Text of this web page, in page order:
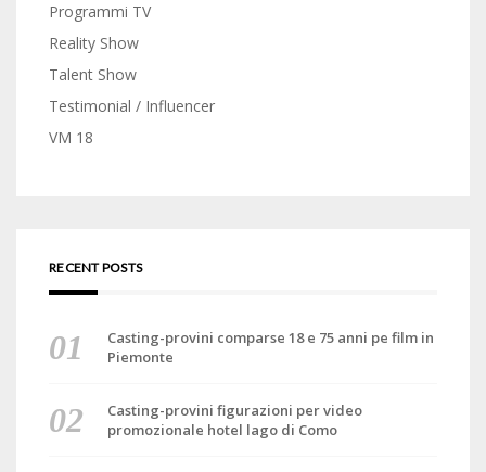
Programmi TV
Reality Show
Talent Show
Testimonial / Influencer
VM 18
RECENT POSTS
Casting-provini comparse 18 e 75 anni pe film in
Piemonte
Casting-provini figurazioni per video
promozionale hotel lago di Como